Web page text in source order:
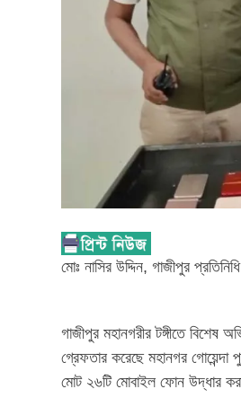
মোঃ নাসির উদ্দিন, গাজীপুর প্রতিনিধি
গাজীপুর মহানগরীর টঙ্গীতে বিশেষ
গ্রেফতার করেছে মহানগর
মোট ২৬টি মোবাইল ফোন উদ্ধার